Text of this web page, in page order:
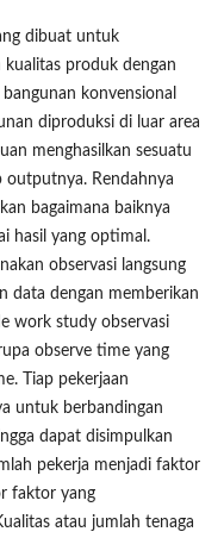
dibuat untuk
produk dengan
konvensional
diproduksi di luar area
menghasilkan sesuatu
outputnya. Rendahnya
bagaimana baiknya
hasil yang optimal.
observasi langsung
data dengan memberikan
work study observasi
observe time yang
Tiap pekerjaan
untuk berbandingan
dapat disimpulkan
pekerja menjadi faktor
faktor yang
atau jumlah tenaga